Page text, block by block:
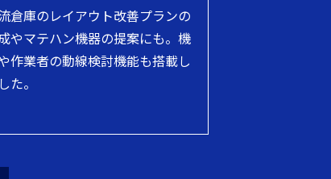
倉庫のレイアウト改善プランの
やマテハン機器の提案にも。機
作業者の動線検討機能も搭載し
た。